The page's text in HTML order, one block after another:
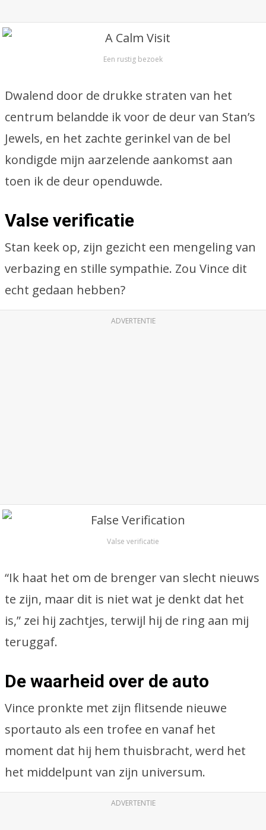
Een rustig bezoek
Dwalend door de drukke straten van het
centrum belandde ik voor de deur van Stan’s
Jewels, en het zachte gerinkel van de bel
kondigde mijn aarzelende aankomst aan
toen ik de deur openduwde.
Valse verificatie
Stan keek op, zijn gezicht een mengeling van
verbazing en stille sympathie. Zou Vince dit
echt gedaan hebben?
ADVERTENTIE
Valse verificatie
“Ik haat het om de brenger van slecht nieuws
te zijn, maar dit is niet wat je denkt dat het
is,” zei hij zachtjes, terwijl hij de ring aan mij
teruggaf.
De waarheid over de auto
Vince pronkte met zijn flitsende nieuwe
sportauto als een trofee en vanaf het
moment dat hij hem thuisbracht, werd het
het middelpunt van zijn universum.
ADVERTENTIE